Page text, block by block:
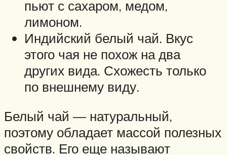
пьют с сахаром, медом,
лимоном.
Индийский белый чай. Вкус
этого чая не похож на два
других вида. Схожесть только
по внешнему виду.
Белый чай — натуральный,
поэтому обладает массой полезных
свойств. Его еще называют